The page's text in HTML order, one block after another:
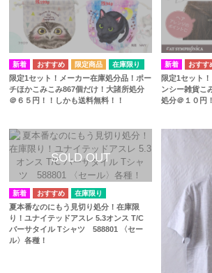
在庫限り
限定1セット！メーカー在庫処分品！ポー
チほかこみこみ867個だけ！大諸所処分
＠６５円！！しかも送料無料！！
限定1セット
ンシー雑貨こ
処分＠１０円
在庫限り
夏本番なのにもう見切り処分！在庫限
り！ユナイテッドアスレ 5.3オンス T/C
バーサタイル Tシャツ 588801 〈セー
ル〉各種！